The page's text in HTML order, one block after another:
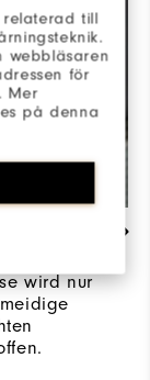
relaterad till
webbläsaren
för
Mer
på denna
DETAILS
wird nur